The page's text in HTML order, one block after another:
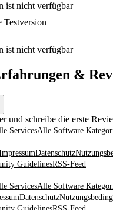
ist nicht verfügbar
Testversion
ist nicht verfügbar
&
und schreibe die erste
ServicesAlle Software
Datenschutz
GuidelinesRSS-Feed
ServicesAlle Software
Datenschutz